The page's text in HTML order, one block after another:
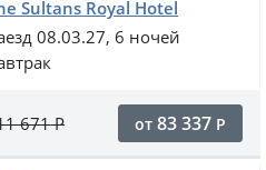
Sultans Royal Hotel
08.03.27, 6 ночей
671Р от 83 337 Р